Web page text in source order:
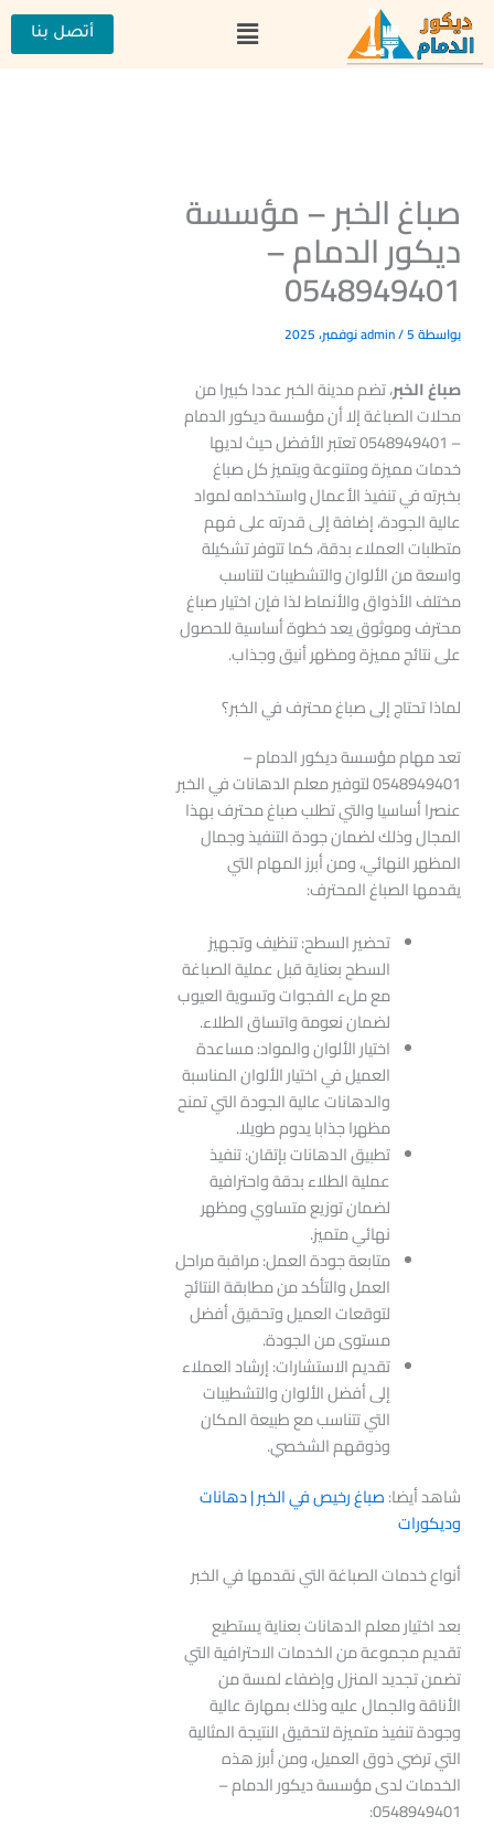
تخطي
المحتوى
القائمة أتصل بنا
صباغ الخبر – مؤسسة
ديكور الدمام –
0548949401
بواسطة admin/5 نوفمبر، 2025
صباغ الخبر، تضم مدينة الخبر عددا كبيرا من
محلات الصباغة إلا أن مؤسسة ديكور الدمام
– 0548949401 تعتبر الأفضل حيث لديها
خدمات مميزة ومتنوعة ويتميز كل صباغ
بخبرته في تنفيذ الأعمال واستخدامه لمواد
عالية الجودة، إضافة إلى قدرته على فهم
متطلبات العملاء بدقة، كما تتوفر تشكيلة
واسعة من الألوان والتشطيبات لتناسب
مختلف الأذواق والأنماط لذا فإن اختيار صباغ
محترف وموثوق يعد خطوة أساسية للحصول
على نتائج مميزة ومظهر أنيق وجذاب.
لماذا تحتاج إلى صباغ محترف في الخبر؟
تعد مهام مؤسسة ديكور الدمام –
0548949401 لتوفير معلم الدهانات في الخبر
عنصرا أساسيا والتي تطلب صباغ محترف بهذا
المجال وذلك لضمان جودة التنفيذ وجمال
المظهر النهائي، ومن أبرز المهام التي
يقدمها الصباغ المحترف:
تحضير السطح: تنظيف وتجهيز
السطح بعناية قبل عملية الصباغة
مع ملء الفجوات وتسوية العيوب
لضمان نعومة واتساق الطلاء.
اختيار الألوان والمواد: مساعدة
العميل في اختيار الألوان المناسبة
والدهانات عالية الجودة التي تمنح
مظهرا جذابا يدوم طويلا.
تطبيق الدهانات بإتقان: تنفيذ
عملية الطلاء بدقة واحترافية
لضمان توزيع متساوي ومظهر
نهائي متميز.
متابعة جودة العمل: مراقبة مراحل
العمل والتأكد من مطابقة النتائج
لتوقعات العميل وتحقيق أفضل
مستوى من الجودة.
تقديم الاستشارات: إرشاد العملاء
إلى أفضل الألوان والتشطيبات
التي تتناسب مع طبيعة المكان
وذوقهم الشخصي.
شاهد أيضا:صباغ رخيص في الخبر | دهانات
وديكورات
أنواع خدمات الصباغة التي نقدمها في الخبر
بعد اختيار معلم الدهانات بعناية يستطيع
تقديم مجموعة من الخدمات الاحترافية التي
تضمن تجديد المنزل وإضفاء لمسة من
الأناقة والجمال عليه وذلك بمهارة عالية
وجودة تنفيذ متميزة لتحقيق النتيجة المثالية
التي ترضي ذوق العميل، ومن أبرز هذه
الخدمات لدى مؤسسة ديكور الدمام –
0548949401: